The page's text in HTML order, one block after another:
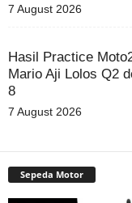
7 August 2026
Hasil Practice
Mario Aji Lolos Q2
8
7 August 2026
Sepeda Motor